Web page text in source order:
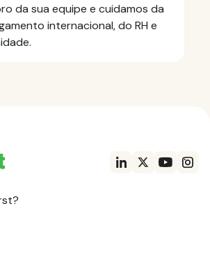
da sua equipe e cuidamos da
internacional, do RH e